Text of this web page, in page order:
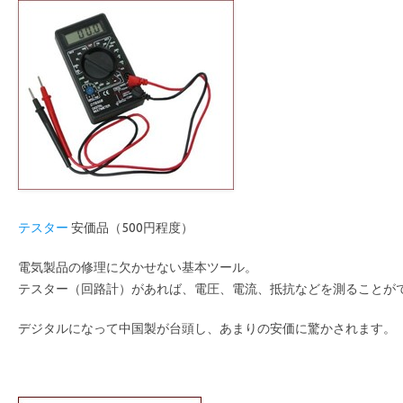
テスター 安価品（500円程度）
電気製品の修理に欠かせない基本ツール。
テスター（回路計）があれば、電圧、電流、抵抗などを測ることが
デジタルになって中国製が台頭し、あまりの安価に驚かされます。